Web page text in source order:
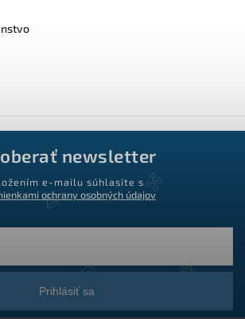
newsletter
e-mailu súhlasíte s
ochrany osobných údajov
Prihlásiť sa